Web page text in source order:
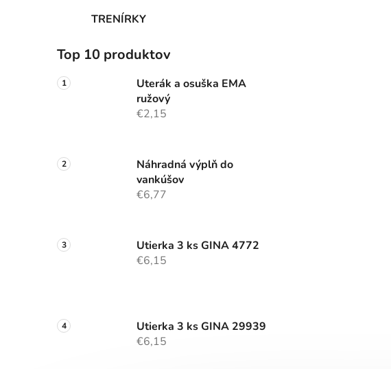
TRENÍRKY
Top 10 produktov
Uterák a osuška EMA
ružový
€2,15
Náhradná výplň do
vankúšov
€6,77
Utierka 3 ks GINA 4772
€6,15
Utierka 3 ks GINA 29939
€6,15